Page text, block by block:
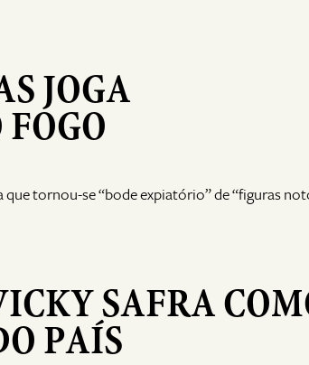
JOGA
tornou-se “bode expiatório” de “figuras
SAFRA
PAÍS